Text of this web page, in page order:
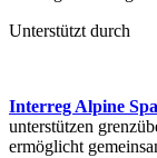
Unterstützt durch
Interreg Alpine
unterstützen
ermöglicht